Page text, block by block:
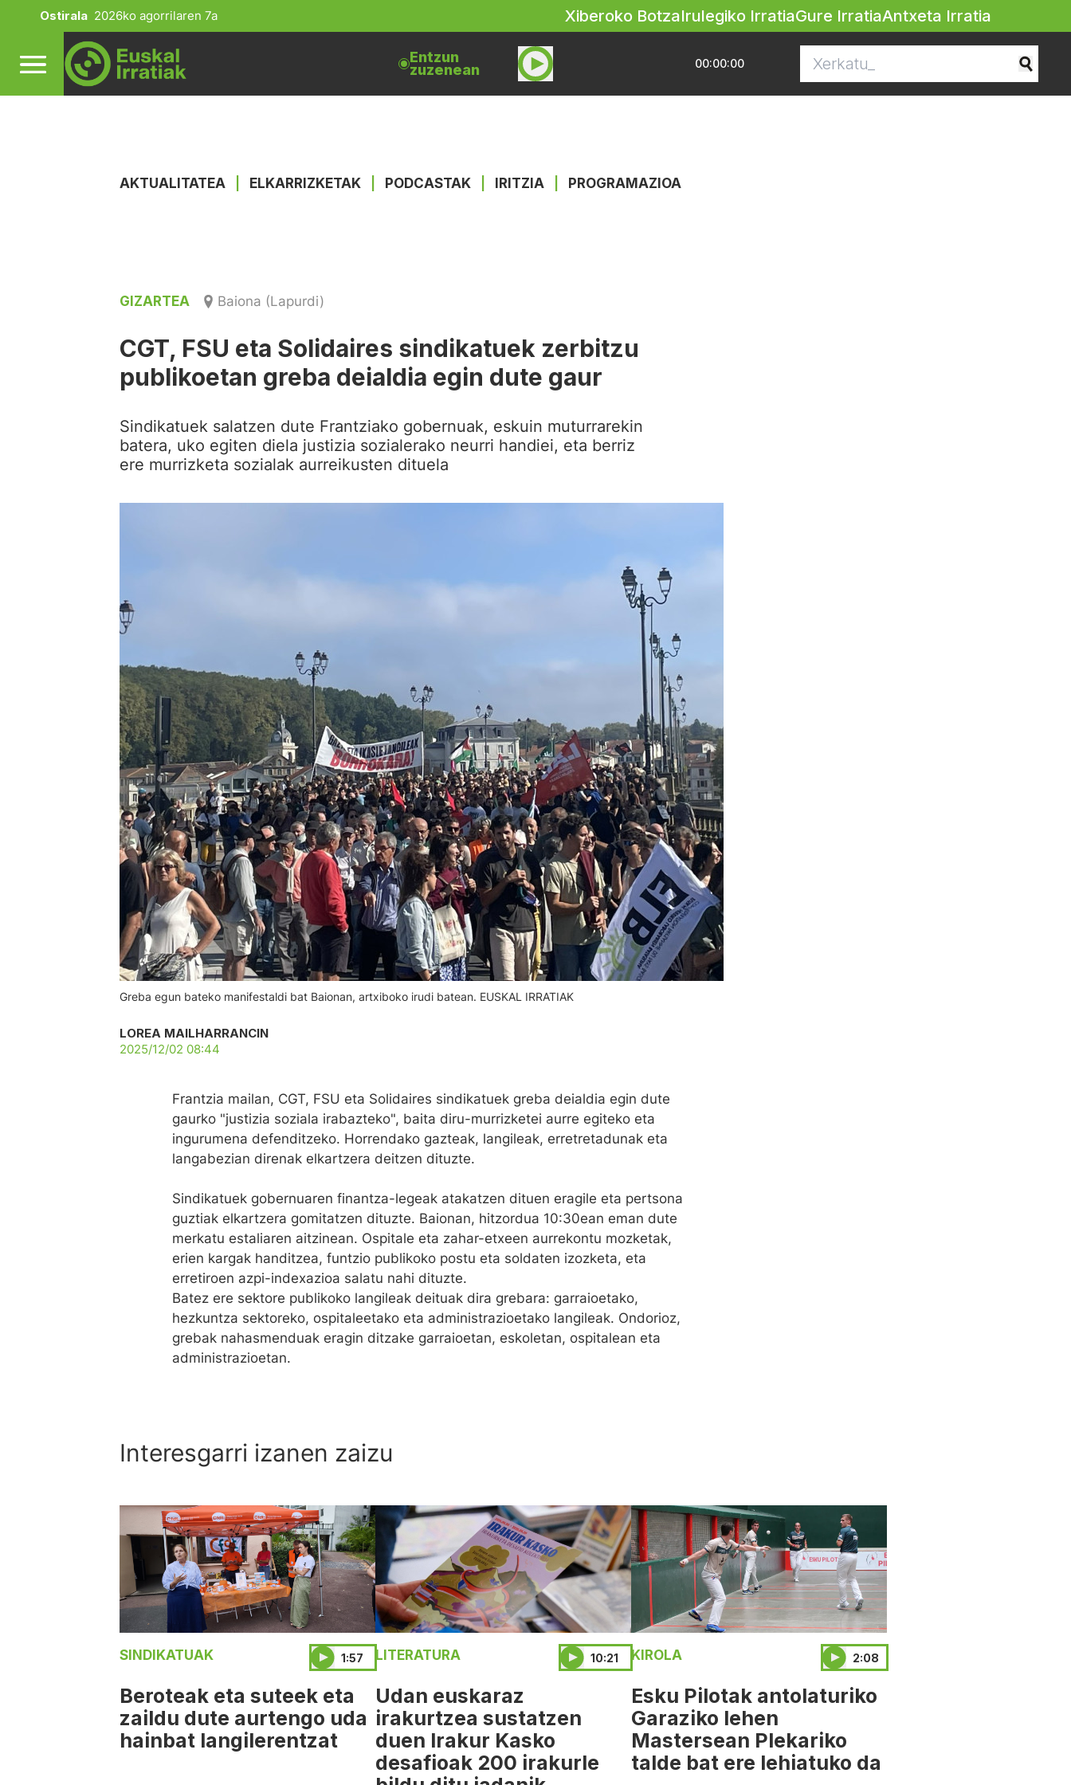
Ostirala 2026ko agorrilaren 7a Xiberoko BotzaIrulegiko IrratiaGure IrratiaAntxeta Irratia
Entzun
zuzenean 00:00:00
AKTUALITATEA ELKARRIZKETAK PODCASTAK IRITZIA PROGRAMAZIOA
GIZARTEA Baiona (Lapurdi)
CGT, FSU eta Solidaires sindikatuek zerbitzu
publikoetan greba deialdia egin dute gaur
Sindikatuek salatzen dute Frantziako gobernuak, eskuin muturrarekin
batera, uko egiten diela justizia sozialerako neurri handiei, eta berriz
ere murrizketa sozialak aurreikusten dituela
Greba egun bateko manifestaldi bat Baionan, artxiboko irudi batean. EUSKAL IRRATIAK
LOREA MAILHARRANCIN
2025/12/02 08:44
Frantzia mailan, CGT, FSU eta Solidaires sindikatuek greba deialdia egin dute
gaurko "justizia soziala irabazteko", baita diru-murrizketei aurre egiteko eta
ingurumena defenditzeko. Horrendako gazteak, langileak, erretretadunak eta
langabezian direnak elkartzera deitzen dituzte.
Sindikatuek gobernuaren finantza-legeak atakatzen dituen eragile eta pertsona
guztiak elkartzera gomitatzen dituzte. Baionan, hitzordua 10:30ean eman dute
merkatu estaliaren aitzinean. Ospitale eta zahar-etxeen aurrekontu mozketak,
erien kargak handitzea, funtzio publikoko postu eta soldaten izozketa, eta
erretiroen azpi-indexazioa salatu nahi dituzte.
Batez ere sektore publikoko langileak deituak dira grebara: garraioetako,
hezkuntza sektoreko, ospitaleetako eta administrazioetako langileak. Ondorioz,
grebak nahasmenduak eragin ditzake garraioetan, eskoletan, ospitalean eta
administrazioetan.
Interesgarri izanen zaizu
SINDIKATUAK 1:57
Beroteak eta suteek eta
zaildu dute aurtengo uda
hainbat langilerentzat
LITERATURA 10:21
Udan euskaraz
irakurtzea sustatzen
duen Irakur Kasko
desafioak 200 irakurle
KIROLA 2:08
Esku Pilotak antolaturiko
Garaziko lehen
Mastersean Plekariko
talde bat ere lehiatuko da